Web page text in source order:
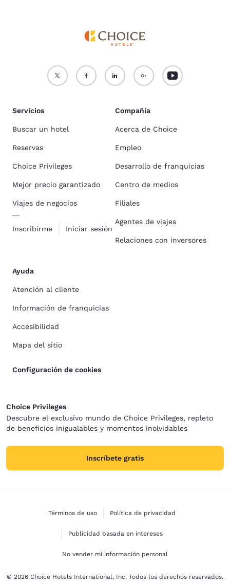
Servicios
Buscar un hotel
Reservas
Choice Privileges
Mejor precio garantizado
Viajes de negocios
Inscribirme Iniciar sesión
Compañía
Acerca de Choice
Empleo
Desarrollo de franquicias
Centro de medios
Filiales
Agentes de viajes
Relaciones con inversores
Ayuda
Atención al cliente
Información de franquicias
Accesibilidad
Mapa del sitio
Configuración de cookies
Choice Privileges
Descubre el exclusivo mundo de Choice Privileges, repleto
de beneficios inigualables y momentos inolvidables
Inscríbete gratis
Términos de uso Política de privacidad
Publicidad basada en intereses
No vender mi información personal
© 2026 Choice Hotels International, Inc. Todos los derechos reservados.